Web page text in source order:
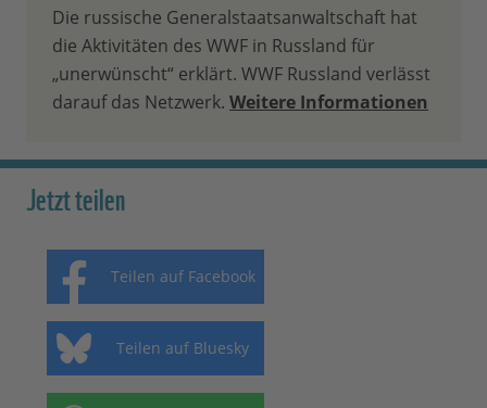
Die russische Generalstaatsanwaltschaft hat
die Aktivitäten des WWF in Russland für
„unerwünscht“ erklärt. WWF Russland verlässt
darauf das Netzwerk. Weitere Informationen
Jetzt teilen
Teilen auf Facebook
Teilen auf Bluesky